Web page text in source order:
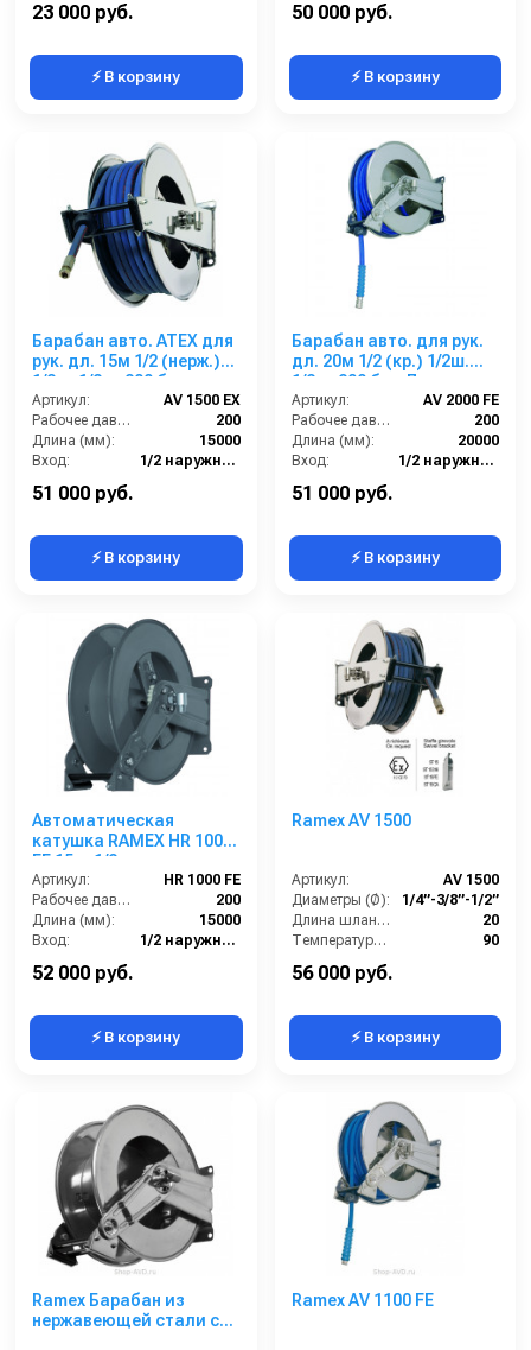
23 000 руб.
⚡ В корзину
50 000 руб.
⚡ В корзину
Барабан авто. ATEX для
рук. дл. 15м 1/2 (нерж.)
1/2ш. 1/2ш. 200 бар
Артикул:
AV 1500 EX
Рабочее давление (бар):
200
Длина (мм):
15000
Вход:
1/2 наружняя резьба
51 000 руб.
⚡ В корзину
Барабан авто. для рук.
дл. 20м 1/2 (кр.) 1/2ш.
1/2ш. 200 бар Легкая
пружина
Артикул:
AV 2000 FE
Рабочее давление (бар):
200
Длина (мм):
20000
Вход:
1/2 наружняя резьба
51 000 руб.
⚡ В корзину
Автоматическая
катушка RAMEX HR 1000
FE 15 м 1/2
Артикул:
HR 1000 FE
Рабочее давление (бар):
200
Длина (мм):
15000
Вход:
1/2 наружняя резьба
52 000 руб.
⚡ В корзину
Ramex AV 1500
Артикул:
AV 1500
Диаметры (Ø):
1/4”-3/8”-1/2”
Длина шланга ВД (м):
20
Температура (°C):
90
Рабочее давление (бар):
56 000 руб.
⚡ В корзину
Ramex Барабан из
нержавеющей стали с
Ramex AV 1100 FE